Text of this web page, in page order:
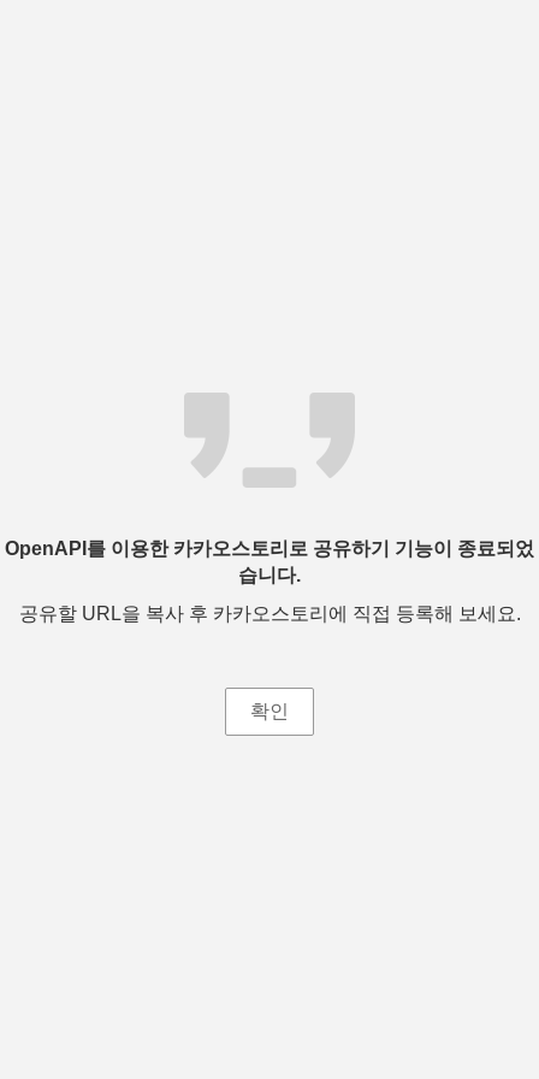
OpenAPI를 이용한 카카오스토리로 공유하기 기능이 종료되었
습니다.
공유할 URL을 복사 후 카카오스토리에 직접 등록해 보세요.
확인